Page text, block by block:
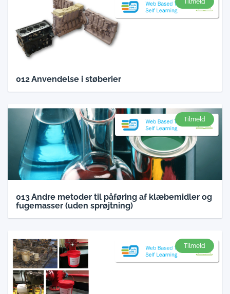
Tilmeld
012 Anvendelse i støberier
Tilmeld
013 Andre metoder til påføring af klæbemidler og
fugemasser (uden sprøjtning)
Tilmeld